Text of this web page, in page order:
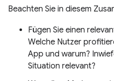
Beachten Sie in diesem
Fügen Sie einen
Welche Nutzer
App und warum?
Situation relevant?